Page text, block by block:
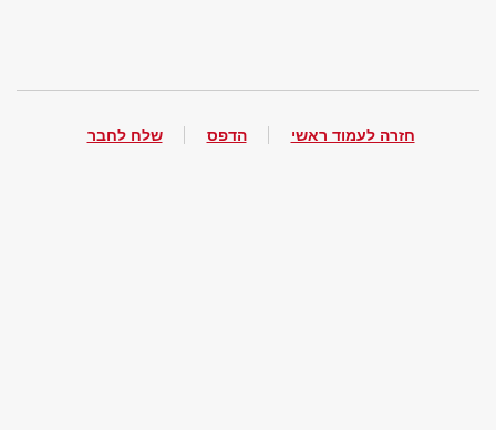
חזרה לעמוד ראשי הדפס שלח לחבר